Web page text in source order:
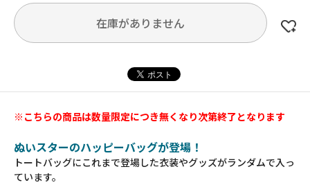
在庫がありません
※こちらの商品は数量限定につき無くなり次第終了となります
ぬいスターのハッピーバッグが登場！
トートバッグにこれまで登場した衣装やグッズがランダムで入っ
ています。